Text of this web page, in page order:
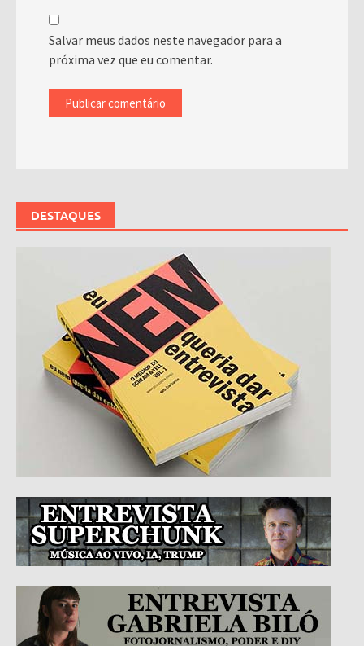
Salvar meus dados neste navegador para a
próxima vez que eu comentar.
DESTAQUES